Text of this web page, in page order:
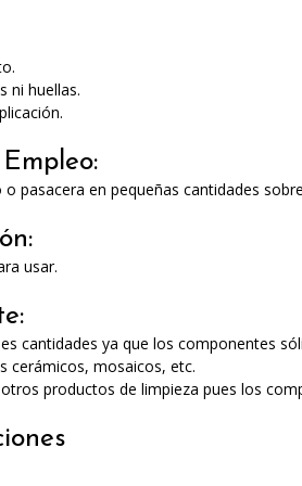
ni huellas.
o pasacera en pequeñas cantidades
usar.
cantidades ya que los componentes
cerámicos, mosaicos, etc.
productos de limpieza pues los